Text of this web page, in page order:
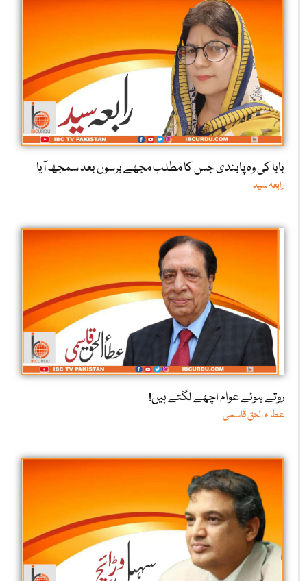
بابا کی وہ پابندی جس کا مطلب مجھے برسوں بعد سمجھ آیا
رابعہ سید
روتے ہوئے عوام اچھے لگتے ہیں!
عطا ء الحق قاسمی